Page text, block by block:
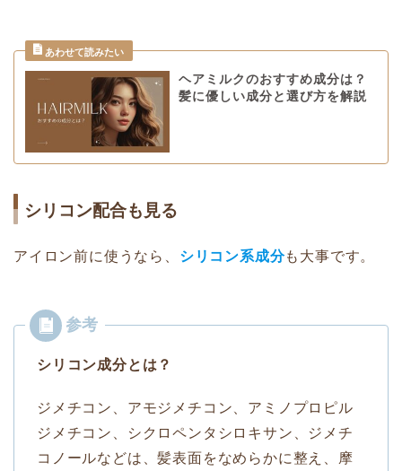
ヘアミルクのおすすめ成分は？
髪に優しい成分と選び方を解説
シリコン配合も見る
アイロン前に使うなら、 シリコン系成分も大事です。
シリコン成分とは？
ジメチコン、アモジメチコン、アミノプロピル
ジメチコン、シクロペンタシロキサン、ジメチ
コノールなどは、髪表面をなめらかに整え、摩